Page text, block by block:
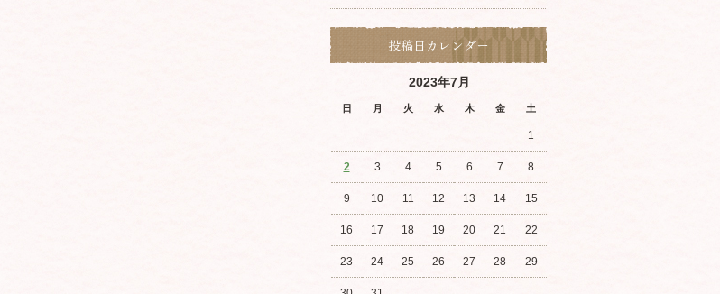
投稿日カレンダー
2023年7月
日 月 火 水 木 金 土
1
2 3 4 5 6 7 8
9 10 11 12 13 14 15
16 17 18 19 20 21 22
23 24 25 26 27 28 29